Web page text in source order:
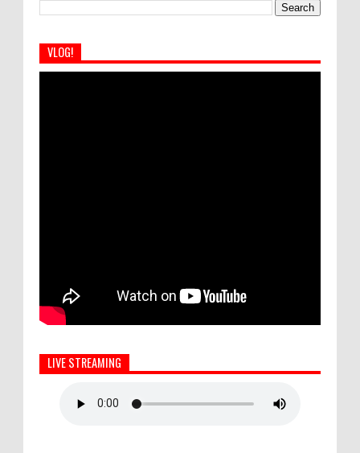
VLOG!
LIVE STREAMING